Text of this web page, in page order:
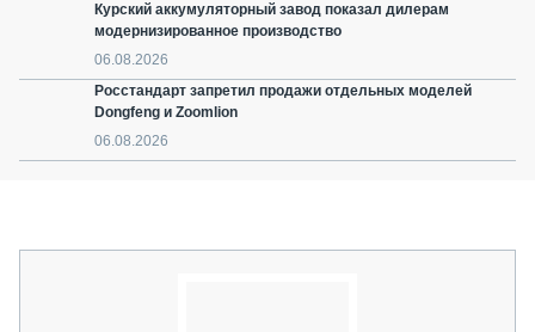
Курский аккумуляторный завод показал дилерам
модернизированное производство
06.08.2026
Росстандарт запретил продажи отдельных моделей
Dongfeng и Zoomlion
06.08.2026